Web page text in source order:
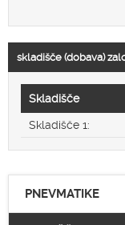
skladišče (dobava)
Skladišče
Skladišče 1:
PNEVMATIKE